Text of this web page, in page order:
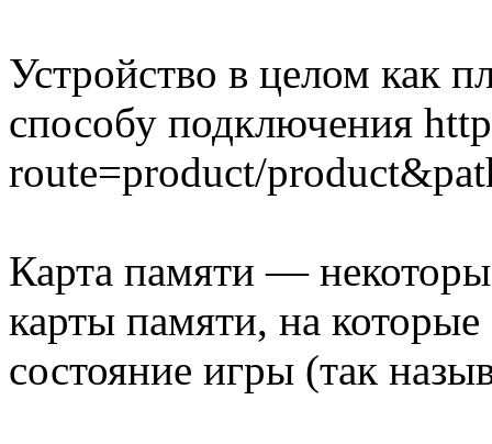
Устройство в целом как
способу подключения
route=product/
Карта памяти —
карты памяти, на
состояние игры (так